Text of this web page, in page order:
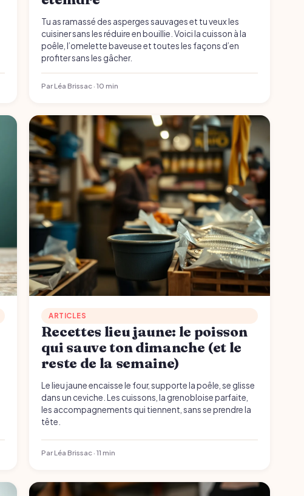
Tu as ramassé des asperges sauvages et tu veux les
cuisiner sans les réduire en bouillie. Voici la cuisson à la
poêle, l’omelette baveuse et toutes les façons d’en
profiter sans les gâcher.
Par Léa Brissac · 10 min
ARTICLES
Recettes lieu jaune: le poisson
qui sauve ton dimanche (et le
reste de la semaine)
Le lieu jaune encaisse le four, supporte la poêle, se glisse
dans un ceviche. Les cuissons, la grenobloise parfaite,
les accompagnements qui tiennent, sans se prendre la
tête.
Par Léa Brissac · 11 min